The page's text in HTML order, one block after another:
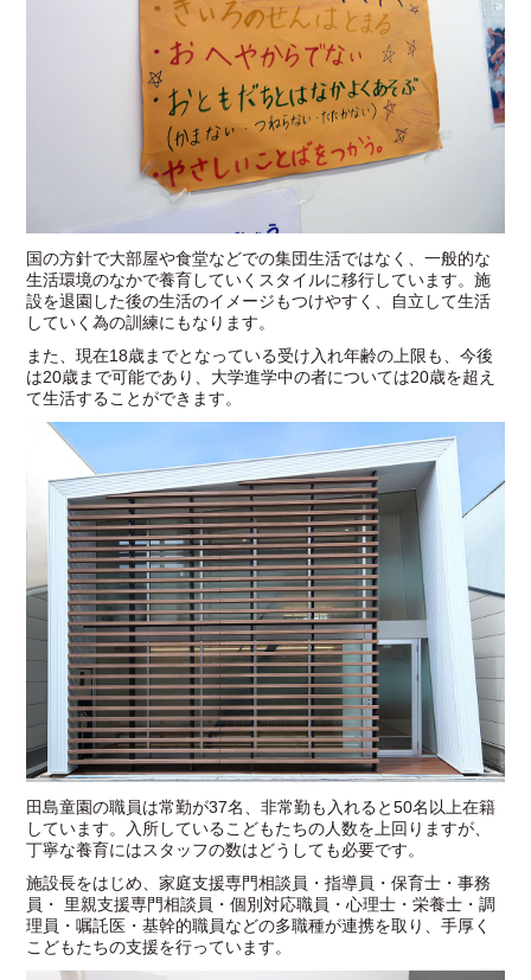
国の方針で大部屋や食堂などでの集団生活ではなく、一般的な
生活環境のなかで養育していくスタイルに移行しています。施
設を退園した後の生活のイメージもつけやすく、自立して生活
していく為の訓練にもなります。
また、現在18歳までとなっている受け入れ年齢の上限も、今後
は20歳まで可能であり、大学進学中の者については20歳を超え
て生活することができます。
田島童園の職員は常勤が37名、非常勤も入れると50名以上在籍
しています。入所しているこどもたちの人数を上回りますが、
丁寧な養育にはスタッフの数はどうしても必要です。
施設長をはじめ、家庭支援専門相談員・指導員・保育士・事務
員・ 里親支援専門相談員・個別対応職員・心理士・栄養士・調
理員・嘱託医・基幹的職員などの多職種が連携を取り、手厚く
こどもたちの支援を行っています。